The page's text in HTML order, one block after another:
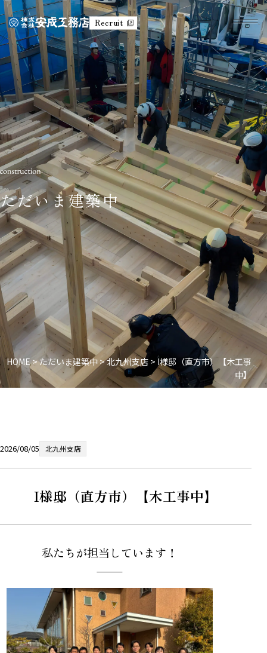
Recruit
ただいま建築中
HOME>ただいま建築中 >北九州支店 >I様邸（直方市）【木工事
中】
2026/08/05 北九州支店
I様邸（直方市）【木工事中】
私たちが担当しています！